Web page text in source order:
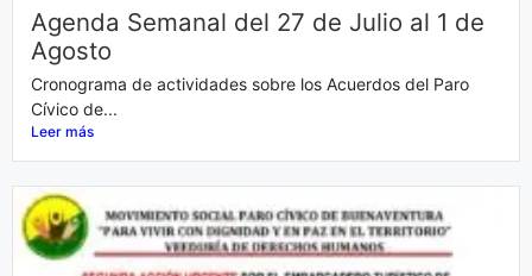
Agenda Semanal del 27 de Julio al 1 de
Agosto
Cronograma de actividades sobre los Acuerdos del Paro
Cívico de...
Leer más